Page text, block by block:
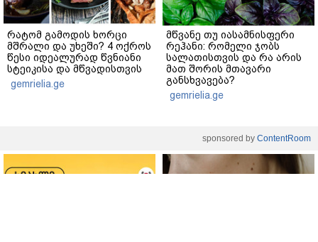
რატომ გამოდის ხორცი
მშრალი და უხეში? 4 ოქროს
წესი იდეალურად წვნიანი
სტეიკისა და მწვადისთვის
gemrielia.ge
მწვანე თუ იასამნისფერი
რეჰანი: რომელი ჯობს
სალათისთვის და რა არის
მათ შორის მთავარი
განსხვავება?
gemrielia.ge
sponsored by ContentRoom